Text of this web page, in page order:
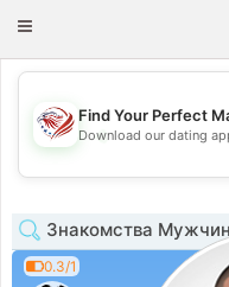
Toggle
💖
Find Your Perfect
Download our dating
Знакомства
0.3/1